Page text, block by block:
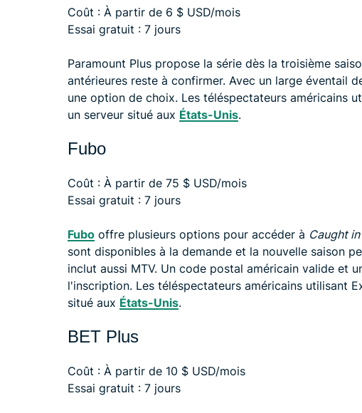
Coût : À partir de 6 $ USD/mois
Essai gratuit : 7 jours
Paramount Plus propose la série dès la troisième
antérieures reste à confirmer. Avec un large éventail
une option de choix. Les téléspectateurs américains
un serveur situé aux États-Unis.
Fubo
Coût : À partir de 75 $ USD/mois
Essai gratuit : 7 jours
Fubo offre plusieurs options pour accéder à Caught
sont disponibles à la demande et la nouvelle saison
inclut aussi MTV. Un code postal américain valide et
l'inscription. Les téléspectateurs américains utilisant
situé aux États-Unis.
BET Plus
Coût : À partir de 10 $ USD/mois
Essai gratuit : 7 jours